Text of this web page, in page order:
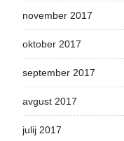
november 2017
oktober 2017
september 2017
avgust 2017
julij 2017